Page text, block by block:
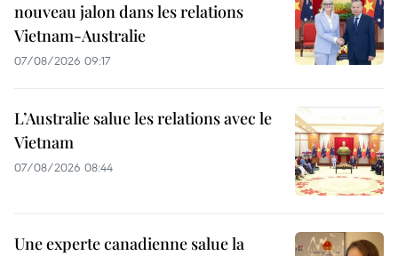
nouveau jalon dans les relations
Vietnam-Australie
07/08/2026 09:17
L’Australie salue les relations avec le
Vietnam
07/08/2026 08:44
Une experte canadienne salue la